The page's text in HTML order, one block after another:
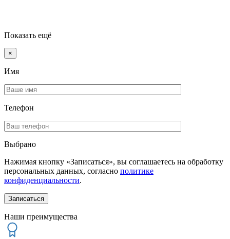
Показать ещё
×
Имя
Телефон
Выбрано
Нажимая кнопку «Записаться», вы соглашаетесь на обработку
персональных данных, согласно политике
конфиденциальности.
Наши преимущества